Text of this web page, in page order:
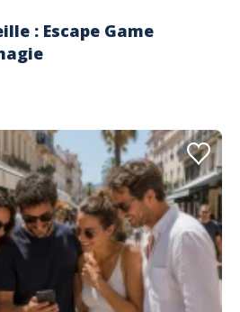
: Escape Game